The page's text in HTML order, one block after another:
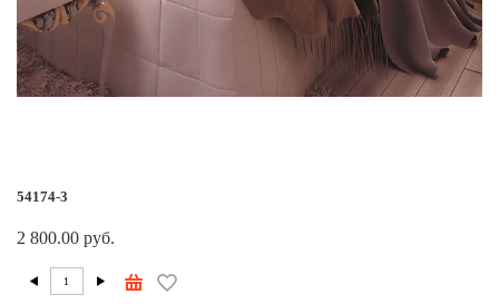
54174-3
2 800.00 руб.